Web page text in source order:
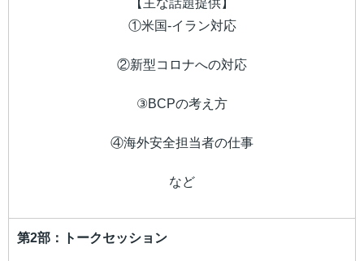
【主な話題提供】
①米国-イラン対応
②新型コロナへの対応
③BCPの考え方
④海外安全担当者の仕事
など
第2部：トークセッション